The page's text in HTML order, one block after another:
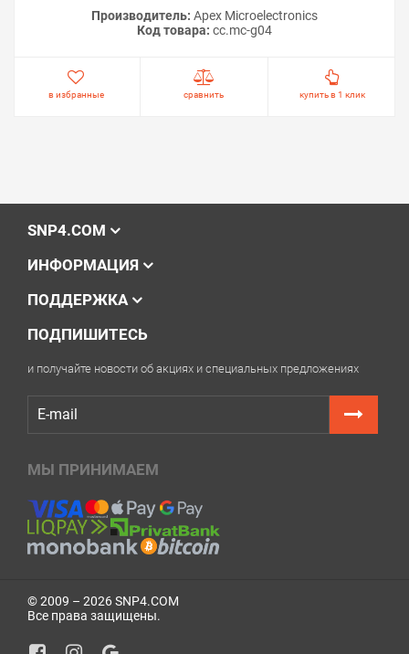
Производитель: Apex Microelectronics
Код товара: cc.mc-g04
в избранные сравнить купить в 1 клик
SNP4.COM
ИНФОРМАЦИЯ
ПОДДЕРЖКА
ПОДПИШИТЕСЬ
и получайте новости об акциях и специальных предложениях
МЫ ПРИНИМАЕМ
© 2009 – 2026 SNP4.COM
Все права защищены.